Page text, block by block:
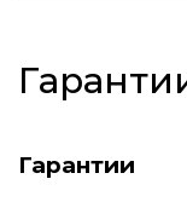
Гарантии